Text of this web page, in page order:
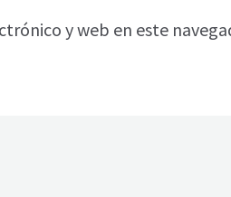
y web en este